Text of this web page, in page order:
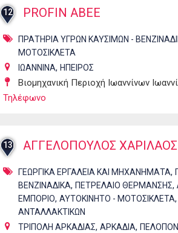
12 PROFIN ABΕE
ΠΡΑΤΗΡΙΑ ΥΓΡΩΝ ΚΑΥΣΙΜΩΝ -
ΜΟΤΟΣΙΚΛΕΤΑ
ΙΩΑΝΝΙΝΑ, ΗΠΕΙΡΟΣ
Βιομηχανική Περιοχή Ιωαννίνων
Τηλέφωνο
13 ΑΓΓΕΛΟΠΟΥΛΟΣ ΧΑΡΙΛΑΟΣ
ΓΕΩΡΓΙΚΑ ΕΡΓΑΛΕΙΑ ΚΑΙ ΜΗΧΑΝΗΜΑΤΑ,
ΒΕΝΖΙΝΑΔΙΚΑ, ΠΕΤΡΕΛΑΙΟ ΘΕΡΜΑΝΣΗΣ,
ΕΜΠΟΡΙΟ, ΑΥΤΟΚΙΝΗΤΟ - ΜΟΤΟΣΙΚΛΕΤΑ,
ΑΝΤΑΛΛΑΚΤΙΚΩΝ
ΤΡΙΠΟΛΗ ΑΡΚΑΔΙΑΣ, ΑΡΚΑΔΙΑ,